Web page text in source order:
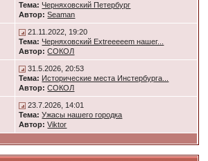
Тема: Черняховский Петербург
Автор: Seaman
21.11.2022, 19:20
Тема: Черняховский Extreeeeem нашег...
Автор: СОКОЛ
31.5.2026, 20:53
Тема: Исторические места Инстербурга...
Автор: СОКОЛ
23.7.2026, 14:01
Тема: Ужасы нашего городка
Автор: Viktor